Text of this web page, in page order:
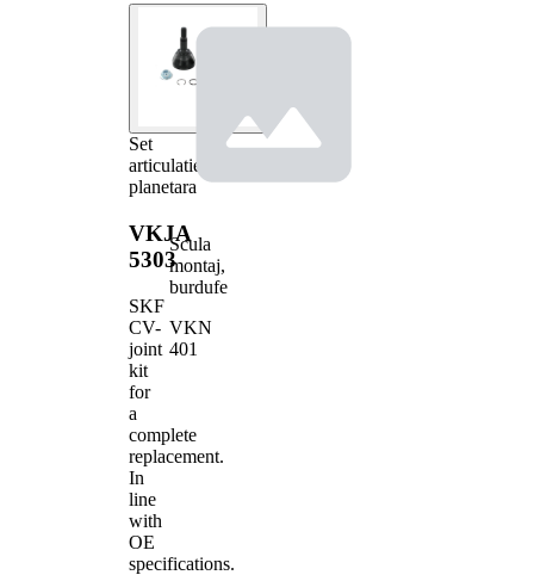
Set
articulatie,
planetara
VKJA
5303
SKF
CV-
joint
kit
for
a
complete
replacement.
In
line
with
OE
specifications.
Scula
montaj,
burdufe
VKN
401